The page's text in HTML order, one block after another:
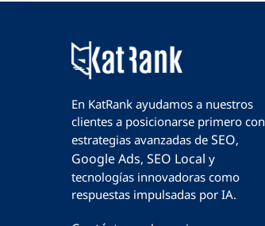
En KatRank ayudamos a nuestros
clientes a posicionarse primero con
estrategias avanzadas de SEO,
Google Ads, SEO Local y
tecnologías innovadoras como
respuestas impulsadas por IA.